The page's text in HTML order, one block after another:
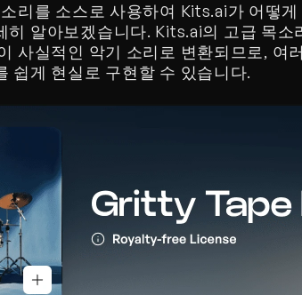
리를 소스로 사용하여 Kits.ai가 어떻
히 알아보겠습니다. Kits.ai의 고급 목
사실적인 악기 소리로 변환되므로, 여
쉽게 현실로 구현할 수 있습니다.